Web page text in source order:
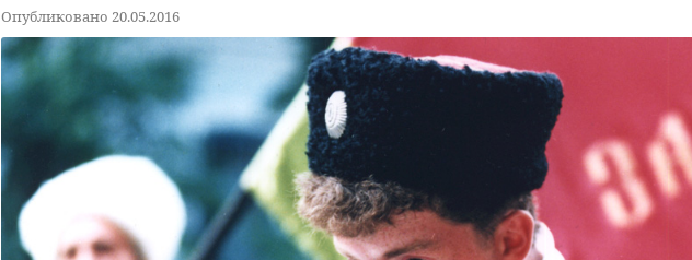
Опубликовано 20.05.2016